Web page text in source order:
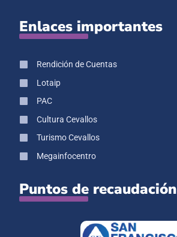
Enlaces importantes
Rendición de Cuentas
Lotaip
PAC
Cultura Cevallos
Turismo Cevallos
Megainfocentro
Puntos de recaudación